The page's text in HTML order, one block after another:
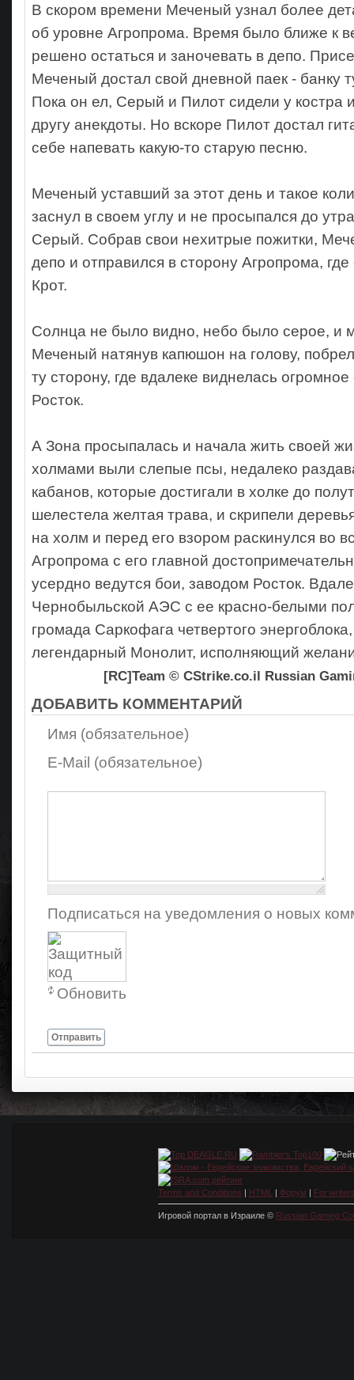
В скором времени Меченый узнал более
об уровне Агропрома. Время было ближе к
решено остаться и заночевать в депо.
Меченый достал свой дневной паек - банку
Пока он ел, Серый и Пилот сидели у костра
другу анекдоты. Но вскоре Пилот достал
себе напевать какую-то старую песню.
Меченый уставший за этот день и такое
заснул в своем углу и не просыпался до
Серый. Собрав свои нехитрые пожитки,
депо и отправился в сторону Агропрома,
Крот.
Солнца не было видно, небо было серое, и
Меченый натянув капюшон на голову,
ту сторону, где вдалеке виднелась
Росток.
А Зона просыпалась и начала жить своей
холмами выли слепые псы, недалеко
кабанов, которые достигали в холке до
шелестела желтая трава, и скрипели
на холм и перед его взором раскинулся во
Агропрома с его главной
усердно ведутся бои, заводом Росток.
Чернобыльской АЭС с ее красно-белыми
громада Саркофага четвертого
легендарный Монолит, исполняющий
[RC]Team © CStrike.co.il Russian
ДОБАВИТЬ КОММЕНТАРИЙ
Имя (обязательное)
E-Mail (обязательное)
1000
символов
Подписаться на уведомления о новых
Обновить
Отправить
Terms and Conditions | HTML | Форум | For
Игровой портал в Израиле © Russian Gaming